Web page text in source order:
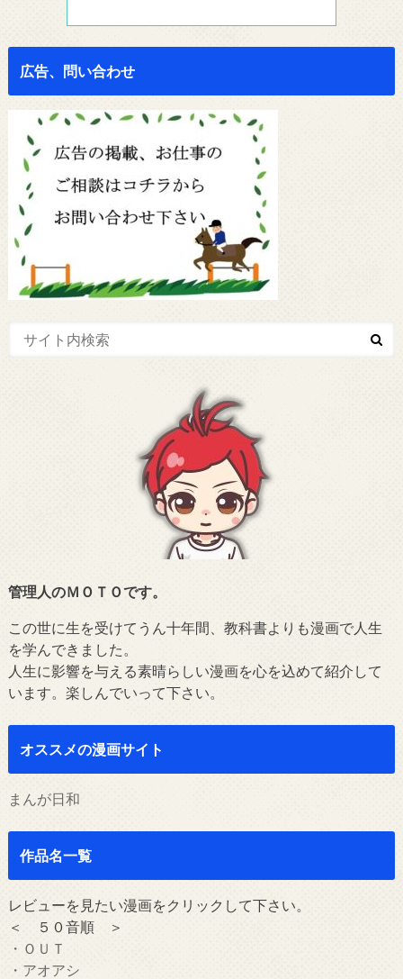
広告、問い合わせ
管理人のＭＯＴＯです。
この世に生を受けてうん十年間、教科書よりも漫画で人生
を学んできました。
人生に影響を与える素晴らしい漫画を心を込めて紹介して
います。楽しんでいって下さい。
オススメの漫画サイト
まんが日和
作品名一覧
レビューを見たい漫画をクリックして下さい。
＜ ５０音順 ＞
・ＯＵＴ
・アオアシ